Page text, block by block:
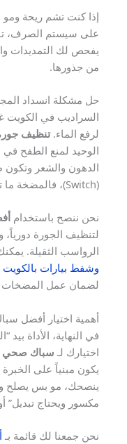
إذا كنت تشم ريحة
على سيستم الصرف،
من جذورها.
حل مشكلة انسداد
السراديب في الكويت
لرفع الماء.تنظيف
الوحيد لمنع الطفح في
الدهون والشعر وتكون
(Switch)، فالمضخة ما تشتغل وتغرق الدنيا.
نحن ننصح باستخدام
لتنظيف الجورة
الرواسب الثقيلة.
وشفط بيارات بالكويت
لضمان عمل المضخات
أهمية اختيار أفضل
في النهاية، الأداة
اختيارك لـ سباك صحي
يكون مبنياً على
ينصحك، مو بس يصلح
مكسور ويحتاج تبديل”
نحن جمعنا لك قائمة بـ